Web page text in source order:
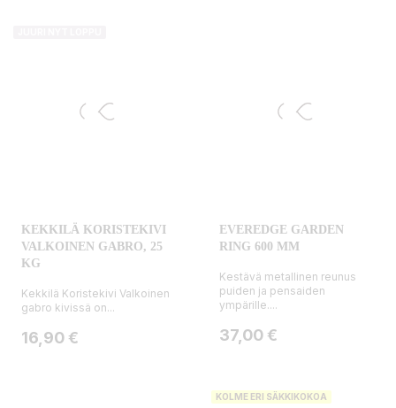
KEKKILÄ KORISTEKIVI
VALKOINEN GABRO, 25
KG
Kekkilä Koristekivi Valkoinen
gabro kivissä on...
Hinta
16,90 €
EVEREDGE GARDEN
RING 600 MM
Kestävä metallinen reunus
puiden ja pensaiden
ympärille....
Hinta
37,00 €
KOLME ERI SÄKKIKOKOA